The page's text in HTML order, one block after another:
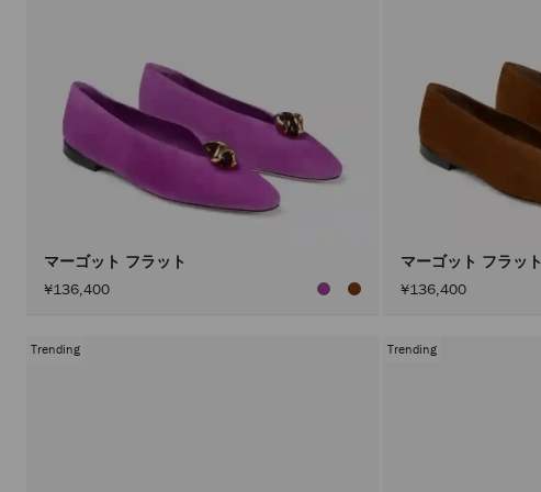
マーゴット フラット
¥136,400
マーゴット フラット
¥136,400
Trending Trending